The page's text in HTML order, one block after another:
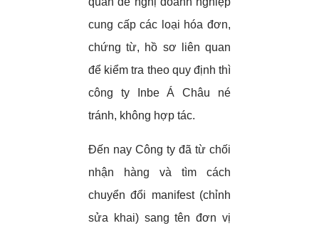
cung cấp các loại hóa đơn,
chứng từ, hồ sơ liên quan
để kiểm tra theo quy định thì
công ty Inbe Á Châu né
tránh, không hợp tác.
Đến nay Công ty đã từ chối
nhận hàng và tìm cách
chuyển đổi manifest (chỉnh
sửa khai) sang tên đơn vị